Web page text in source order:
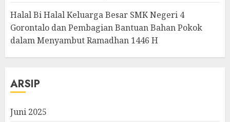
Halal Bi Halal Keluarga Besar SMK Negeri 4
Gorontalo dan Pembagian Bantuan Bahan Pokok
dalam Menyambut Ramadhan 1446 H
ARSIP
Juni 2025